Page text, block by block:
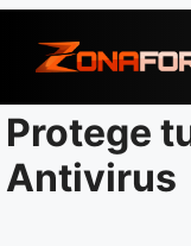
para
conteúdo
Protege
Antivirus